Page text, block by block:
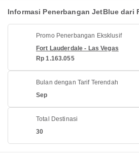
Informasi Penerbangan JetBlue dari
Promo Penerbangan Eksklusif
Fort Lauderdale - Las Vegas
Rp 1.163.055
Bulan dengan Tarif Terendah
Sep
Total Destinasi
30